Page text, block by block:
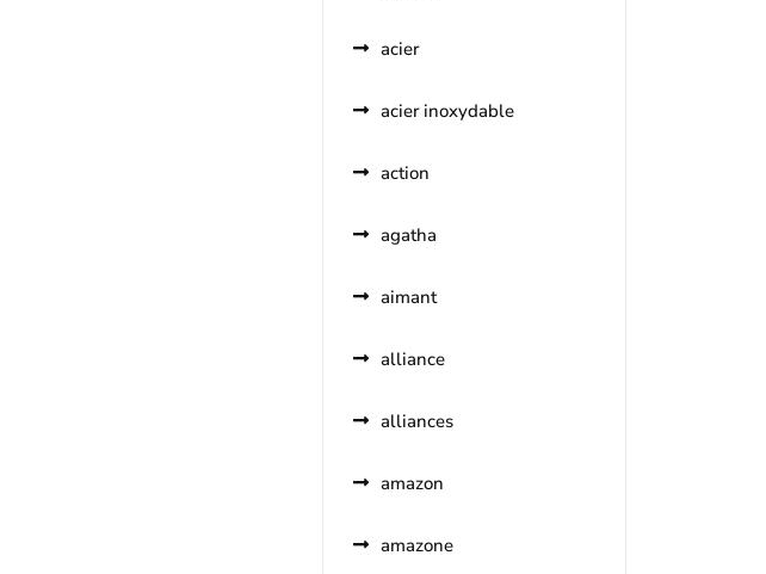
acier
acier inoxydable
action
agatha
aimant
alliance
alliances
amazon
amazone